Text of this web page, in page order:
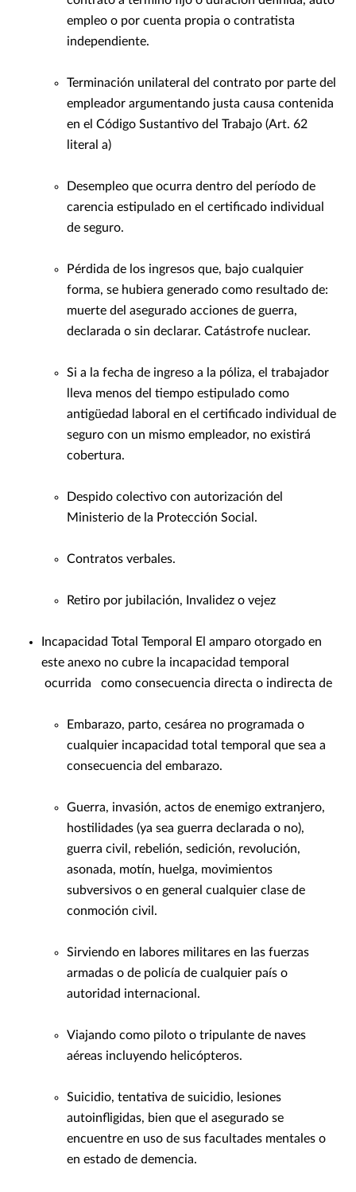
empleo o por cuenta propia o contratista
independiente.
Terminación unilateral del contrato por parte del
empleador argumentando justa causa contenida
en el Código Sustantivo del Trabajo (Art. 62
literal a)
Desempleo que ocurra dentro del período de
carencia estipulado en el certificado individual
de seguro.
Pérdida de los ingresos que, bajo cualquier
forma, se hubiera generado como resultado de:
muerte del asegurado acciones de guerra,
declarada o sin declarar. Catástrofe nuclear.
Si a la fecha de ingreso a la póliza, el trabajador
lleva menos del tiempo estipulado como
antigüedad laboral en el certificado individual de
seguro con un mismo empleador, no existirá
cobertura.
Despido colectivo con autorización del
Ministerio de la Protección Social.
Contratos verbales.
Retiro por jubilación, Invalidez o vejez
Incapacidad Total Temporal El amparo otorgado en
este anexo no cubre la incapacidad temporal
ocurrida como consecuencia directa o indirecta de
Embarazo, parto, cesárea no programada o
cualquier incapacidad total temporal que sea a
consecuencia del embarazo.
Guerra, invasión, actos de enemigo extranjero,
hostilidades (ya sea guerra declarada o no),
guerra civil, rebelión, sedición, revolución,
asonada, motín, huelga, movimientos
subversivos o en general cualquier clase de
conmoción civil.
Sirviendo en labores militares en las fuerzas
armadas o de policía de cualquier país o
autoridad internacional.
Viajando como piloto o tripulante de naves
aéreas incluyendo helicópteros.
Suicidio, tentativa de suicidio, lesiones
autoinfligidas, bien que el asegurado se
encuentre en uso de sus facultades mentales o
en estado de demencia.